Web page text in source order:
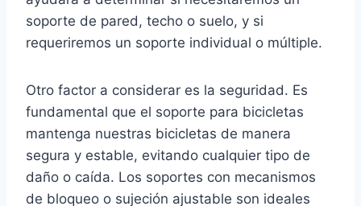
soporte de pared, techo o suelo, y si
requeriremos un soporte individual o múltiple.
Otro factor a considerar es la seguridad. Es
fundamental que el soporte para bicicletas
mantenga nuestras bicicletas de manera
segura y estable, evitando cualquier tipo de
daño o caída. Los soportes con mecanismos
de bloqueo o sujeción ajustable son ideales